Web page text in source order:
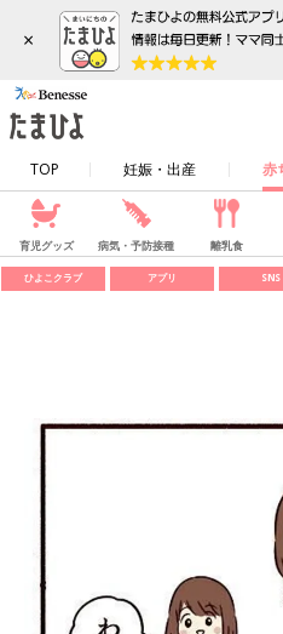
×
TOP 妊娠・出産 赤
育児グッズ 病気・予防接種 離乳食
ひよこクラブ アプリ SNS